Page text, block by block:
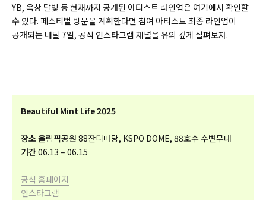
YB, 옥상 달빛 등 현재까지 공개된 아티스트 라인업은 여기에서 확인할
수 있다. 페스티벌 방문을 계획한다면 참여 아티스트 최종 라인업이
공개되는 내달 7일, 공식 인스타그램 채널을 유의 깊게 살펴보자.
Beautiful Mint Life 2025
장소 올림픽공원 88잔디마당, KSPO DOME, 88호수 수변무대
기간06.13 – 06.15
공식 홈페이지
인스타그램